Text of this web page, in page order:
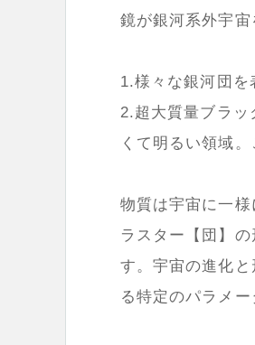
鏡が銀河系外宇宙
1.様々な銀河団を
2.超大質量ブラッ
くて明るい領域
物質は宇宙に一
ラスター【団】
す。宇宙の進化
る特定のパラメ